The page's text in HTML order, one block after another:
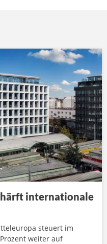
internationale
steuert im
weiter auf